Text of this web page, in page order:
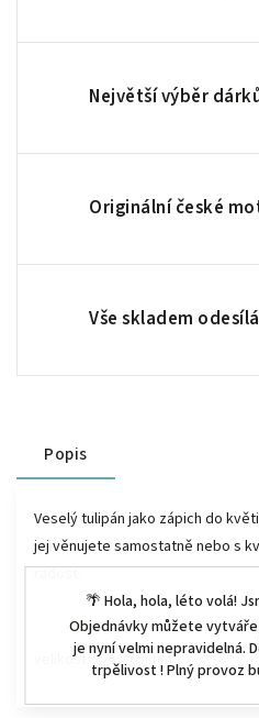
🌴 Hola, hola, léto volá!
Objednávky můžete
je nyní velmi nepravidelná.
trpělivost ! Plný provoz
Největší výběr
Originální české
Vše skladem
Popis
Veselý tulipán jako zápich do
jej věnujete samostatně nebo s
radost.
velikost: 175 x 65 mm